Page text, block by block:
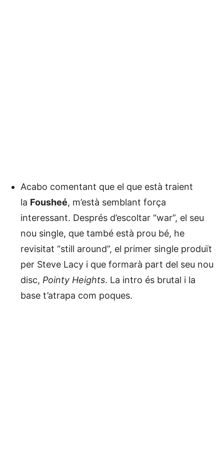
Acabo comentant que el que està traient
la Fousheé, m’està semblant força
interessant. Després d’escoltar “war”, el seu
nou single, que també està prou bé, he
revisitat “still around”, el primer single produït
per Steve Lacy i que formarà part del seu nou
disc, Pointy Heights. La intro és brutal i la
base t’atrapa com poques.